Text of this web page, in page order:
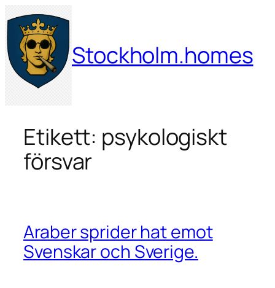
Hoppa
till
innehåll
Stockholm.homes
Etikett: psykologiskt
försvar
Araber sprider hat emot
Svenskar och Sverige.